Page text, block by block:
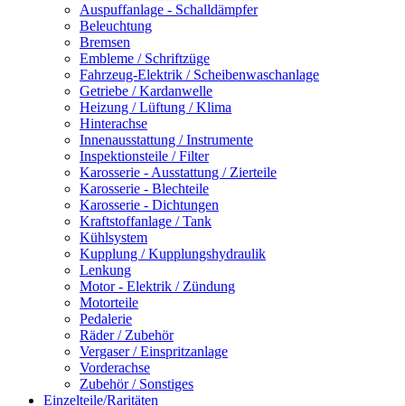
Auspuffanlage - Schalldämpfer
Beleuchtung
Bremsen
Embleme / Schriftzüge
Fahrzeug-Elektrik / Scheibenwaschanlage
Getriebe / Kardanwelle
Heizung / Lüftung / Klima
Hinterachse
Innenausstattung / Instrumente
Inspektionsteile / Filter
Karosserie - Ausstattung / Zierteile
Karosserie - Blechteile
Karosserie - Dichtungen
Kraftstoffanlage / Tank
Kühlsystem
Kupplung / Kupplungshydraulik
Lenkung
Motor - Elektrik / Zündung
Motorteile
Pedalerie
Räder / Zubehör
Vergaser / Einspritzanlage
Vorderachse
Zubehör / Sonstiges
Einzelteile/Raritäten